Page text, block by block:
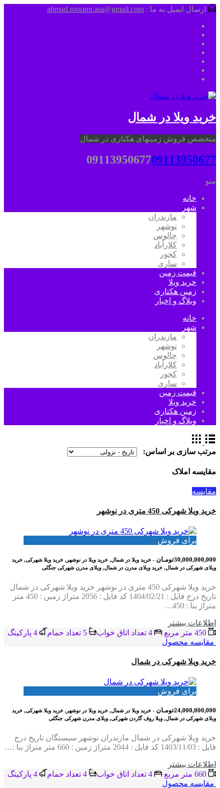
ارسال ایمیل به ما : ahmad.rostami.asa@gmail.com
خرید ویلا در شمال
متخصص فروش زمینهای هکتاری در شمال
0911395067709113950677
منو
خانه
شهر
مازندران
نوشهر
چالوس
کلارآباد
کجور
ساری
قیمت زمین
خرید ویلا
زمین هکتاری
وبلاگ و اخبار
خانه
شهر
مازندران
نوشهر
چالوس
کلارآباد
کجور
ساری
قیمت زمین
خرید ویلا
زمین هکتاری
وبلاگ و اخبار
مرتب سازی بر اساس:
مقایسه املاک
مقایسه
خرید ویلا شهرکی 450 متری در نوشهر
برای فروش
30,000,000,000تومـان
- خرید ویلا در شمال, خرید ویلا در نوشهر, خرید ویلا شهرکی, خرید
ویلای شهرکی در شمال, خرید ویلای مدرن در شمال, ویلای مدرن شهرکی جنگلی
خرید ویلا شهرکی 450 متری در نوشهر خرید ویلا شهرکی در شمال
تاریخ درج فایل : 1404/02/21 کد فایل : 2056 متراژ زمین : 450 متر
متراژ بنا : 450…
اطلاعات بيشتر
مقایسه محصول
خرید ویلا شهرکی در شمال
برای فروش
24,000,000,000تومـان
- خرید ویلا در شمال, خرید ویلا در نوشهر, خرید ویلا شهرکی, خرید
ویلای شهرکی در شمال, ویلا روف گاردن شهرکی, ویلای مدرن شهرکی جنگلی
خرید ویلا شهرکی در شمال مازندران نوشهر سیسنگان تاریخ درج
فایل : 1403/11/03 کد فایل : 2044 متراژ زمین : 660 متر متراژ بنا :…
اطلاعات بيشتر
مقایسه محصول